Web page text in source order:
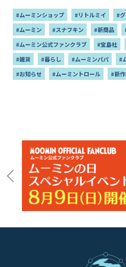
#ムーミンショップ #リトルミイ #
#ムーミン
#スナフキン #新商品
#ムーミン公式ファンクラブ
#宝島社
#雑貨
#暮らし #ムーミンパパ #
#お知らせ
#ムーミントロール #新